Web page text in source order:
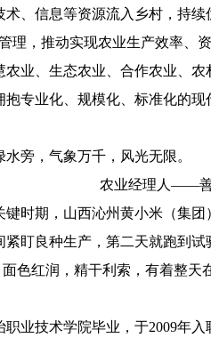
、信息等资源流入乡村，持
理，推动实现农业生产效率、
、生态农业、合作农业、农
抱专业化、规模化、标准化的
，气象万千，风光无限。
农业经理人——善
期，山西沁州黄小米（集团
良种生产，第二天就跑到试
面色红润，精干利索，有着整
技术学院毕业，于2009年入